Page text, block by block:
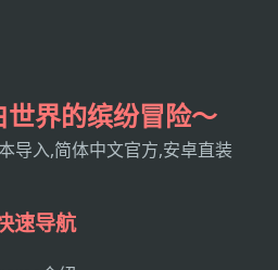
界的缤纷冒险～
导入,简体中文官方,安卓直装
速导航